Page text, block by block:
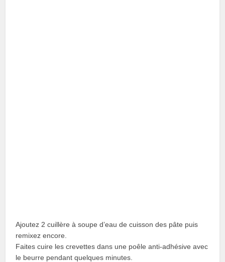
Ajoutez 2 cuillère à soupe d’eau de cuisson des pâte puis
remixez encore.
Faites cuire les crevettes dans une poêle anti-adhésive avec
le beurre pendant quelques minutes.